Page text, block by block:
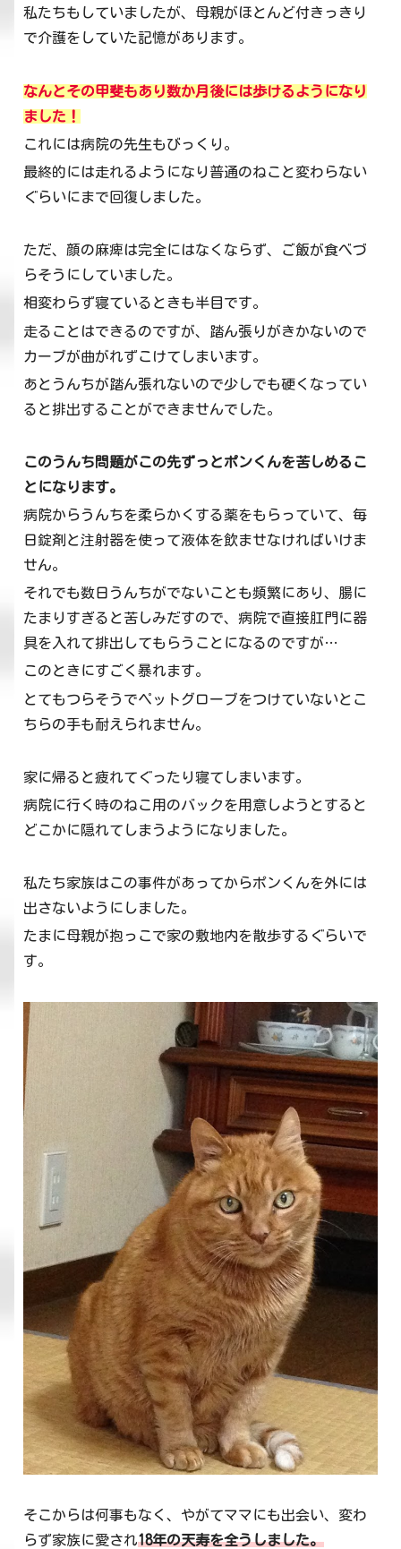
私たちもしていましたが、母親がほとんど付きっきり
で介護をしていた記憶があります。
なんとその甲斐もあり数か月後には歩けるようになり
ました！
これには病院の先生もびっくり。
最終的には走れるようになり普通のねこと変わらない
ぐらいにまで回復しました。
ただ、顔の麻痺は完全にはなくならず、ご飯が食べづ
らそうにしていました。
相変わらず寝ているときも半目です。
走ることはできるのですが、踏ん張りがきかないので
カーブが曲がれずこけてしまいます。
あとうんちが踏ん張れないので少しでも硬くなってい
ると排出することができませんでした。
このうんち問題がこの先ずっとポンくんを苦しめるこ
とになります。
病院からうんちを柔らかくする薬をもらっていて、毎
日錠剤と注射器を使って液体を飲ませなければいけま
せん。
それでも数日うんちがでないことも頻繁にあり、腸に
たまりすぎると苦しみだすので、病院で直接肛門に器
具を入れて排出してもらうことになるのですが…
このときにすごく暴れます。
とてもつらそうでペットグローブをつけていないとこ
ちらの手も耐えられません。
家に帰ると疲れてぐったり寝てしまいます。
病院に行く時のねこ用のバックを用意しようとすると
どこかに隠れてしまうようになりました。
私たち家族はこの事件があってからポンくんを外には
出さないようにしました。
たまに母親が抱っこで家の敷地内を散歩するぐらいで
す。
そこからは何事もなく、やがてママにも出会い、変わ
らず家族に愛され18年の天寿を全うしました。